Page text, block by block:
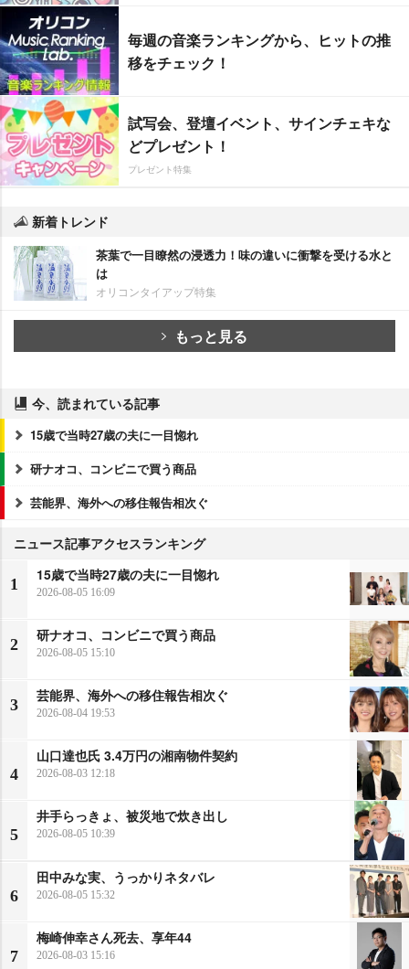
毎週の音楽ランキングから、ヒットの推
移をチェック！
試写会、登壇イベント、サインチェキな
どプレゼント！
プレゼント特集
新着トレンド
茶葉で一目瞭然の浸透力！味の違いに衝撃を受ける水と
は
オリコンタイアップ特集
もっと見る
今、読まれている記事
15歳で当時27歳の夫に一目惚れ
研ナオコ、コンビニで買う商品
芸能界、海外への移住報告相次ぐ
ニュース記事アクセスランキング
1
15歳で当時27歳の夫に一目惚れ
2026-08-05 16:09
2
研ナオコ、コンビニで買う商品
2026-08-05 15:10
3
芸能界、海外への移住報告相次ぐ
2026-08-04 19:53
4
山口達也氏 3.4万円の湘南物件契約
2026-08-03 12:18
5
井手らっきょ、被災地で炊き出し
2026-08-05 10:39
6
田中みな実、うっかりネタバレ
2026-08-05 15:32
7
梅崎伸幸さん死去、享年44
2026-08-03 15:16